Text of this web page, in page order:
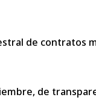
de contratos
de